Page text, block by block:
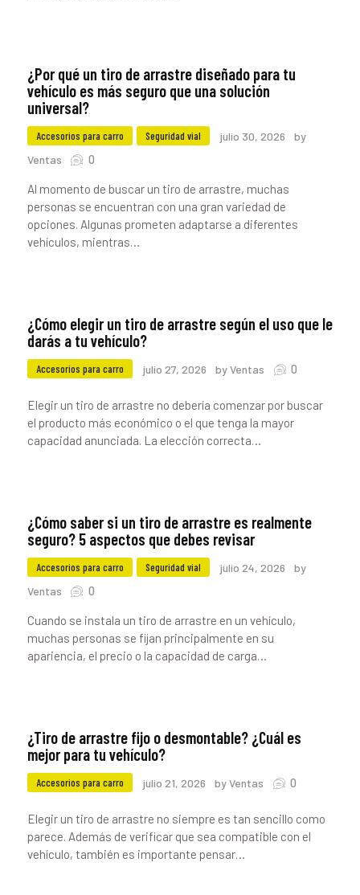
¿Por qué un tiro de arrastre diseñado para tu
vehículo es más seguro que una solución
universal?
Accesorios para carro Seguridad vial julio 30, 2026
by
Ventas
0
Al momento de buscar un tiro de arrastre, muchas
personas se encuentran con una gran variedad de
opciones. Algunas prometen adaptarse a diferentes
vehículos, mientras…
¿Cómo elegir un tiro de arrastre según el uso que le
darás a tu vehículo?
Accesorios para carro julio 27, 2026 by Ventas 0
Elegir un tiro de arrastre no debería comenzar por buscar
el producto más económico o el que tenga la mayor
capacidad anunciada. La elección correcta…
¿Cómo saber si un tiro de arrastre es realmente
seguro? 5 aspectos que debes revisar
Accesorios para carro Seguridad vial julio 24, 2026
by
Ventas
0
Cuando se instala un tiro de arrastre en un vehículo,
muchas personas se fijan principalmente en su
apariencia, el precio o la capacidad de carga…
¿Tiro de arrastre fijo o desmontable? ¿Cuál es
mejor para tu vehículo?
Accesorios para carro julio 21, 2026 by Ventas 0
Elegir un tiro de arrastre no siempre es tan sencillo como
parece. Además de verificar que sea compatible con el
vehículo, también es importante pensar…